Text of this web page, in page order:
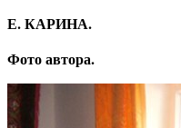
Е. КАРИНА.
Фото автора.